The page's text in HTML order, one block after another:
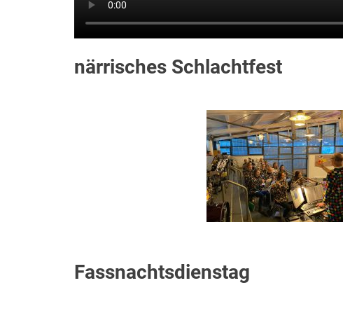
närrisches Schlachtfest
Fassnachtsdienstag